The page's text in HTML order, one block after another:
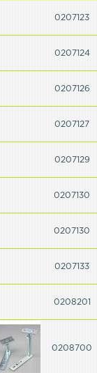
0207123
0207124
0207126
0207127
0207129
0207130
0207130
0207133
0208201
0208700